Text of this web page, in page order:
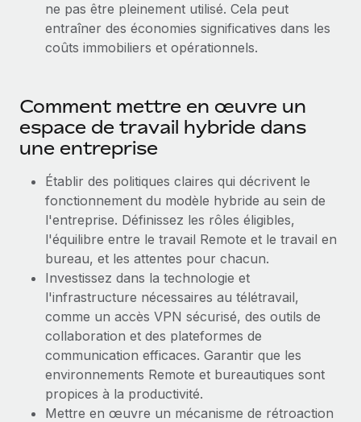
Gestion des appareils
Achetez et suivez vos équipements informatiques
Création d’entité
Établissez des entités rapidement et en toute
conformité
Mobilité et déménagement international
Organisez facilement le déménagement de vos
employés
Avantages sociaux
Gérez facilement les avantages sociaux
Gestion des freelances
Taxes
BLOG
Mises à jour des produits de Remote :
Intégrations Gusto et Xero et Gestion des
freelances Plus
Remote a toujours pour mission d'aider les entreprises de
toute taille à embaucher, gérer et payer...
En savoir plus
Comment Phiture gère ses 55 employés
répartis dans 19 pays grâce à Remote
Phiture, un leader notable du conseil en matière de
croissance mobile internationale, encourage les...
ne pas être pleinement utilisé. Cela peut
entraîner des économies significatives dans les
coûts immobiliers et opérationnels.
Comment mettre en œuvre un
espace de travail hybride dans
une entreprise
Établir des politiques claires qui décrivent le
fonctionnement du modèle hybride au sein de
l'entreprise. Définissez les rôles éligibles,
l'équilibre entre le travail Remote et le travail en
bureau, et les attentes pour chacun.
Investissez dans la technologie et
l'infrastructure nécessaires au télétravail,
comme un accès VPN sécurisé, des outils de
collaboration et des plateformes de
communication efficaces. Garantir que les
environnements Remote et bureautiques sont
propices à la productivité.
Mettre en œuvre un mécanisme de rétroaction